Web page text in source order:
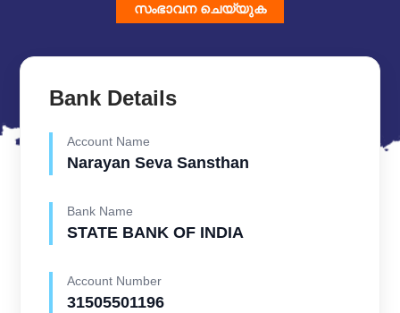
സംഭാവന ചെയ്യുക
Bank Details
Account Name
Narayan Seva Sansthan
Bank Name
STATE BANK OF INDIA
Account Number
31505501196